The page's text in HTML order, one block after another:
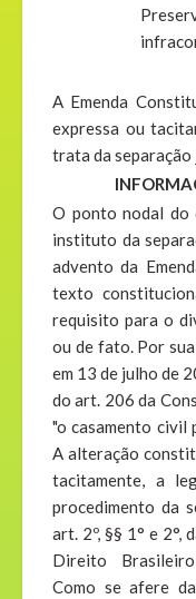
A Emenda
expressa ou
trata da separação
O ponto nodal do
instituto da
advento da
texto
requisito para o
ou de fato. Por
em 13 de julho de
do art. 206 da
"o casamento civil
A alteração
tacitamente, a
procedimento da
art. 2º, §§ 1° e 2°,
Direito
Como se afere